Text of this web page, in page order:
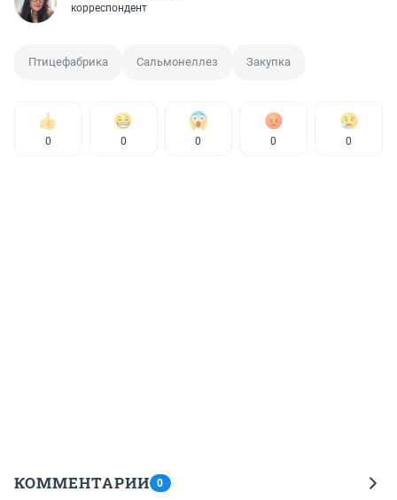
корреспондент
Птицефабрика Сальмонеллез Закупка
0 0 0 0 0
КОММЕНТАРИИ 0